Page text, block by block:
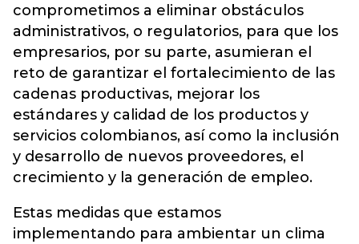
comprometimos a eliminar obstáculos
administrativos, o regulatorios, para que los
empresarios, por su parte, asumieran el
reto de garantizar el fortalecimiento de las
cadenas productivas, mejorar los
estándares y calidad de los productos y
servicios colombianos, así como la inclusión
y desarrollo de nuevos proveedores, el
crecimiento y la generación de empleo.
Estas medidas que estamos
implementando para ambientar un clima